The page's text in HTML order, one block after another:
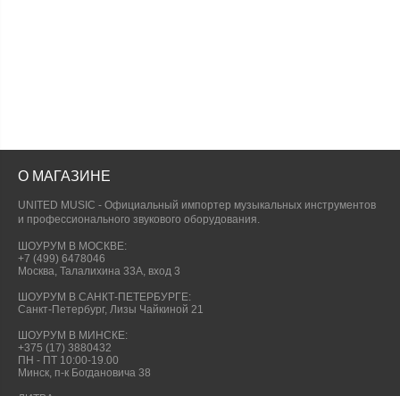
О МАГАЗИНЕ
UNITED MUSIC - Официальный импортер музыкальных инструментов
и профессионального звукового оборудования.
ШОУРУМ В МОСКВЕ:
+7 (499) 6478046
Москва, Талалихина 33А, вход 3
ШОУРУМ В САНКТ-ПЕТЕРБУРГЕ:
Санкт-Петербург, Лизы Чайкиной 21
ШОУРУМ В МИНСКЕ:
+375 (17) 3880432
ПН - ПТ 10:00-19.00
Минск, п-к Богдановича 38